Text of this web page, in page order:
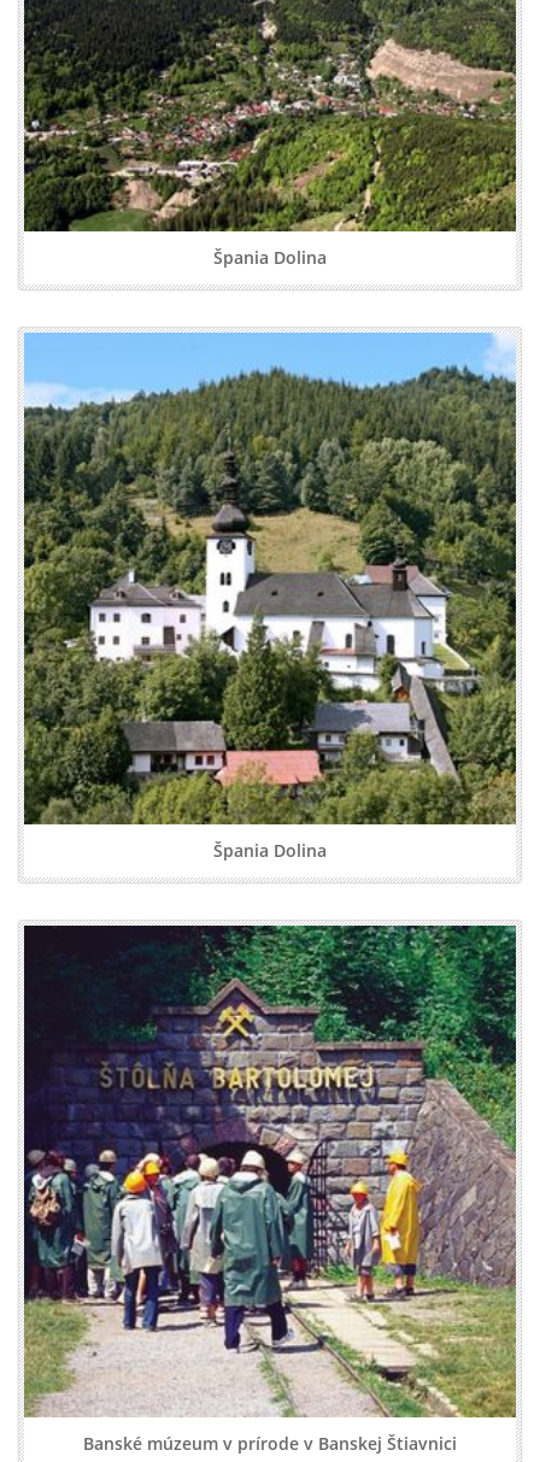
Špania Dolina
Špania Dolina
Banské múzeum v prírode v Banskej Štiavnici